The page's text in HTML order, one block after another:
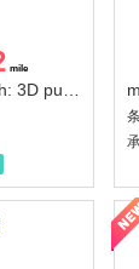
Tile Triple Match: 3D puzzle